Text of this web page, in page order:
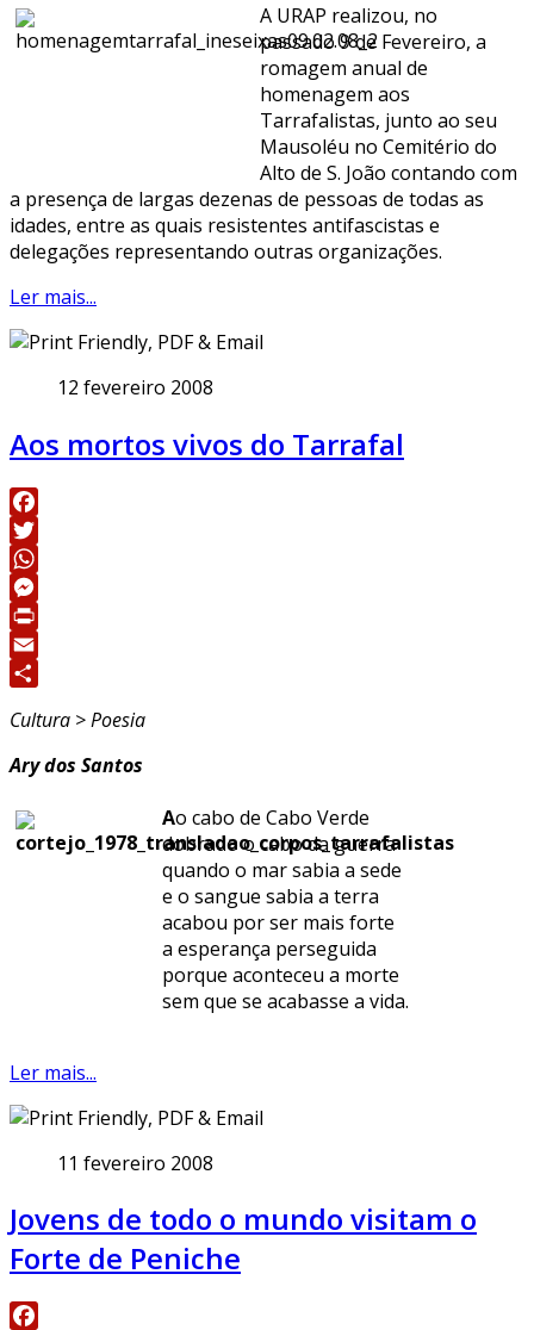
A URAP realizou, no
passado 9 de Fevereiro, a
romagem anual de
homenagem aos
Tarrafalistas, junto ao seu
Mausoléu no Cemitério do
Alto de S. João contando com
a presença de largas dezenas de pessoas de todas as
idades, entre as quais resistentes antifascistas e
delegações representando outras organizações.
Ler mais...
12 fevereiro 2008
Aos mortos vivos do Tarrafal
Facebook
Twitter
WhatsApp
Messenger
Print
Email
Cultura > Poesia
Ary dos Santos
Ao cabo de Cabo Verde
dobrado o cabo da guerra
quando o mar sabia a sede
e o sangue sabia a terra
acabou por ser mais forte
a esperança perseguida
porque aconteceu a morte
sem que se acabasse a vida.
Ler mais...
11 fevereiro 2008
Jovens de todo o mundo visitam o
Forte de Peniche